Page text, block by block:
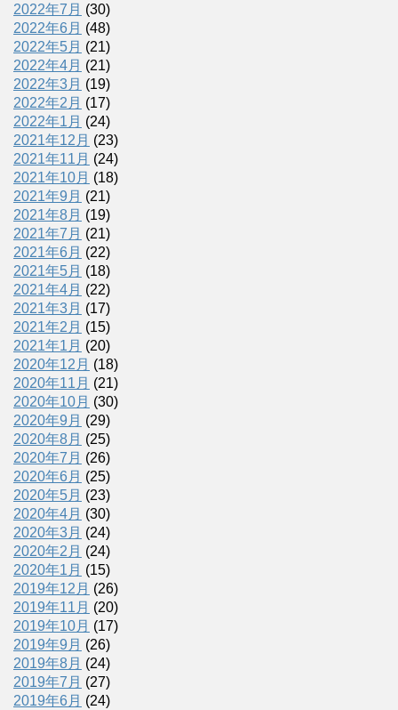
2022年7月 (30)
2022年6月 (48)
2022年5月 (21)
2022年4月 (21)
2022年3月 (19)
2022年2月 (17)
2022年1月 (24)
2021年12月 (23)
2021年11月 (24)
2021年10月 (18)
2021年9月 (21)
2021年8月 (19)
2021年7月 (21)
2021年6月 (22)
2021年5月 (18)
2021年4月 (22)
2021年3月 (17)
2021年2月 (15)
2021年1月 (20)
2020年12月 (18)
2020年11月 (21)
2020年10月 (30)
2020年9月 (29)
2020年8月 (25)
2020年7月 (26)
2020年6月 (25)
2020年5月 (23)
2020年4月 (30)
2020年3月 (24)
2020年2月 (24)
2020年1月 (15)
2019年12月 (26)
2019年11月 (20)
2019年10月 (17)
2019年9月 (26)
2019年8月 (24)
2019年7月 (27)
2019年6月 (24)